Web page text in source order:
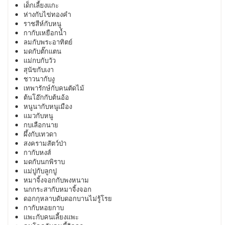
เด็กเลี้ยงแกะ
ห่างกับไข่ทองคำ
ราชสีห์กับหนู
กากับเหยือกน้ำ
ลมกับพระอาทิตย์
มดกับตั๊กแตน
แม่กบกับวัว
สุนัขกับเงา
ชาวนากับงู
เทพารักษ์กับคนตัดไม้
ต้นโอ๊กกับต้นอ้อ
หนูนากับหนูเมือง
แมวกับหนู
กบเลือกนาย
ผึ้งกับเทวดา
สงครามสัตว์ป่า
กากับหงส์
มดกับนกพิราบ
แม่ปูกับลูกปู
หมาจิ้งจอกกับพงหนาม
นกกระสากับหมาจิ้งจอก
ดอกกุหลาบดับดอกบานไม่รู้โรย
กากับหอยกาบ
แพะกับคนเลี้ยงแพะ